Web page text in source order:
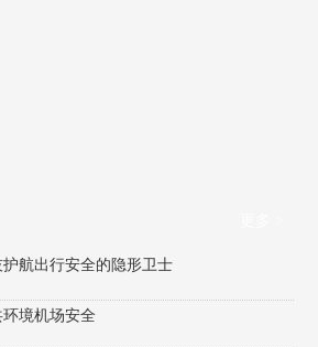
航出行安全的隐形卫士
境机场安全